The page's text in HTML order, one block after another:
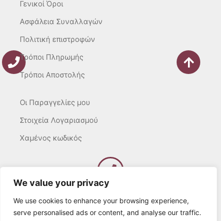
We value your privacy
We use cookies to enhance your browsing experience,
serve personalised ads or content, and analyse our traffic.
Γενικοί Όροι
Ασφάλεια Συναλλαγών
Πολιτική επιστροφών
Τρόποι Πληρωμής
Τρόποι Αποστολής
Οι Παραγγελίες μου
Στοιχεία Λογαριασμού
Χαμένος κωδικός
Καλέστε μας
Δευτ – Τετ. – Σαβ. : 10:00 – 15:00
Τρίτ. – Πέμπτ. – Παρ. : 10:00 – 21:00